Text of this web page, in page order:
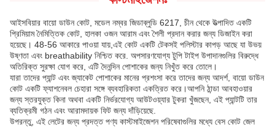
আইসবিয়ার বায়ো ডাউন কোট, মডেল নম্বর জিডাব্লুডি 6217, চীন থেকে উত্পাদিত একটি
প্রিমিয়াম নৈমিত্তিক কোট, হালকা ওজন আরাম এবং শৈলী প্রদান করার জন্য ডিজাইন করা
হয়েছে। 48-56 আকারে পাওয়া যায়,এই কোট একটি টেকসই পলিস্টার কাপড় আছে যা উভয়
উষ্ণতা এবং breathability নিশ্চিত করে. অপসারণযোগ্য টুপি টাইপ উপাদানগুলির বিরুদ্ধে
অতিরিক্ত সুরক্ষা যোগ করে, এটি দৈনন্দিন পোশাকের জন্য নিখুঁত করে তোলে।
যারা তাদের প্যান্ট এবং জ্যাকেট পোশাকের মানের প্রশংসা করে তাদের জন্য আদর্শ, বায়ো ডাউন
কোট একটি ফ্যাশনেবল চেহারা সঙ্গে ব্যবহারিকতা একত্রিত করে।আপনি ঠান্ডা আবহাওয়ার
জন্য স্তরযুক্ত কিনা অথবা একটি নির্ভরযোগ্য আউটওয়্যার টুকরা খুঁজছেন, এই প্যান্টটি তার
ব্যতিক্রমী গঠন এবং আরামদায়ক ফিট জন্য দাঁড়িয়েছে.
উপরন্তু, এই লেটের জন্য প্রদত্ত পণ্য কাস্টমাইজেশন পরিষেবাগুলির মধ্যে বেস কোট জেল